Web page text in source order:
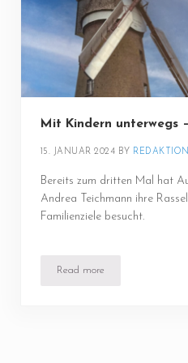
Mit Kindern unterwegs
15. JANUAR 2024 BY
Bereits zum dritten Mal hat
Andrea Teichmann ihre
Familienziele besucht.
Read moreMit Kindern unterwegs –